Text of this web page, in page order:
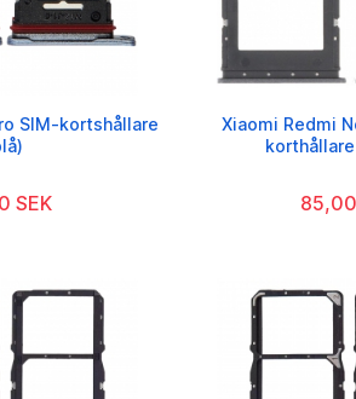
SIM-kortshållare
SEK
Xiaomi Redmi